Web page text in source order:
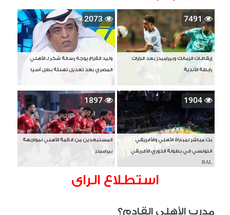
7491
إيقافات الزمالك وبيراميدز بعد قرارات
رابطة الأندية
2073
وليد الفراج يوجه رسالة شكر لـ الأهلي
المصري بعد تعديل تهنئة بطل آسيا
1904
بث مباشر لمباراة الأهلي والأفريقي
التونسي في بطولة الدوري الأفريقي
BAL
1897
المستبعدين من قائمة الأهلي لمواجهة
بيراميدز
استطلاع الراى
مدرب الأهلي القادم؟